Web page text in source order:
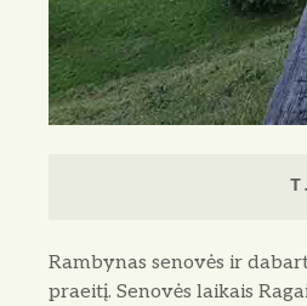
Rambynas senovės ir
praeitį. Senovės laikais